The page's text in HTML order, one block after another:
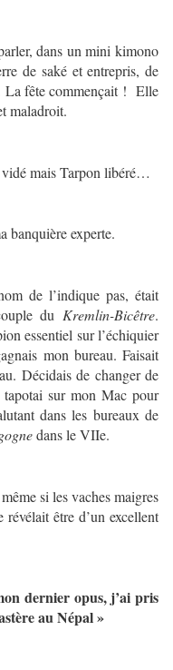
dans un mini kimono
de saké et entrepris, de
La fête commençait ! Elle
maladroit.
vidé mais Tarpon libéré…
banquière experte.
de l’indique pas, était
du Kremlin-Bicêtre.
essentiel sur l’échiquier
mon bureau. Faisait
Décidais de changer de
tapotai sur mon Mac pour
dans les bureaux de
dans le VIIe.
si les vaches maigres
être d’un excellent
dernier opus, j’ai pris
au Népal »